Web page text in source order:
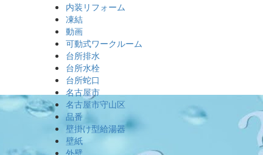
内装リフォーム
凍結
動画
可動式ワークルーム
台所排水
台所水栓
台所蛇口
名古屋市
名古屋市守山区
品番
壁掛け型給湯器
壁紙
外壁